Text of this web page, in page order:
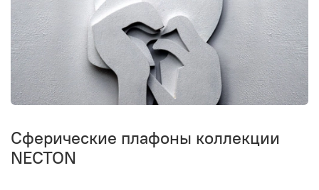
Сферические плафоны коллекции
NECTON